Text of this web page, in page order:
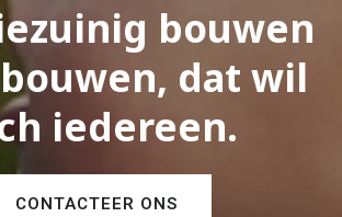
bouwen
dat wil
iedereen.
CONTACTEER ONS